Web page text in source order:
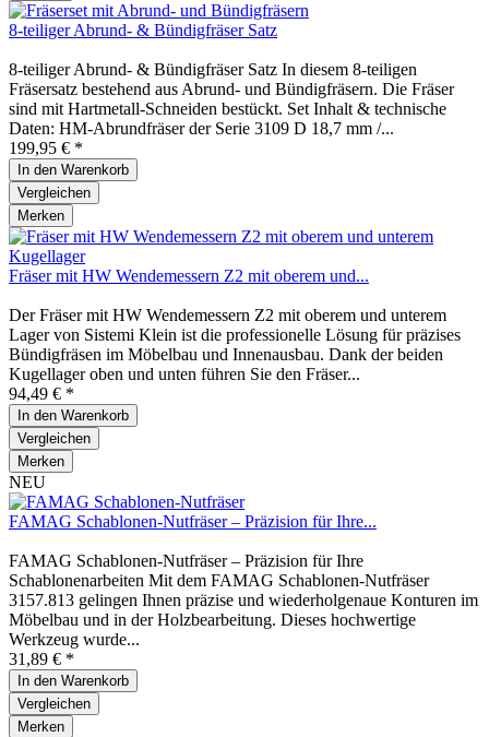
8-teiliger Abrund- & Bündigfräser Satz
8-teiliger Abrund- & Bündigfräser Satz In diesem 8-teiligen
Fräsersatz bestehend aus Abrund- und Bündigfräsern. Die Fräser
sind mit Hartmetall-Schneiden bestückt. Set Inhalt & technische
Daten: HM-Abrundfräser der Serie 3109 D 18,7 mm /...
199,95 € *
In den Warenkorb
Vergleichen
Merken
Fräser mit HW Wendemessern Z2 mit oberem und...
Der Fräser mit HW Wendemessern Z2 mit oberem und unterem
Lager von Sistemi Klein ist die professionelle Lösung für präzises
Bündigfräsen im Möbelbau und Innenausbau. Dank der beiden
Kugellager oben und unten führen Sie den Fräser...
94,49 € *
In den Warenkorb
Vergleichen
Merken
NEU
FAMAG Schablonen-Nutfräser – Präzision für Ihre...
FAMAG Schablonen-Nutfräser – Präzision für Ihre
Schablonenarbeiten Mit dem FAMAG Schablonen-Nutfräser
3157.813 gelingen Ihnen präzise und wiederholgenaue Konturen im
Möbelbau und in der Holzbearbeitung. Dieses hochwertige
Werkzeug wurde...
31,89 € *
In den Warenkorb
Vergleichen
Merken